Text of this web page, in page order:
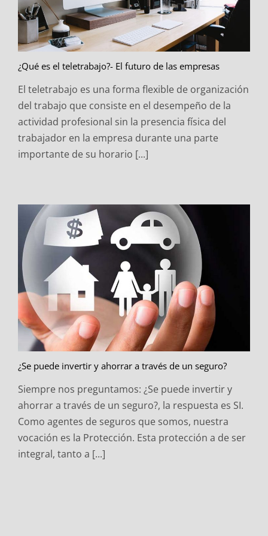
¿Qué es el teletrabajo?- El futuro de las empresas
El teletrabajo es una forma flexible de organización
del trabajo que consiste en el desempeño de la
actividad profesional sin la presencia física del
trabajador en la empresa durante una parte
importante de su horario [...]
¿Se puede invertir y ahorrar a través de un seguro?
Siempre nos preguntamos: ¿Se puede invertir y
ahorrar a través de un seguro?, la respuesta es SI.
Como agentes de seguros que somos, nuestra
vocación es la Protección. Esta protección a de ser
integral, tanto a [...]